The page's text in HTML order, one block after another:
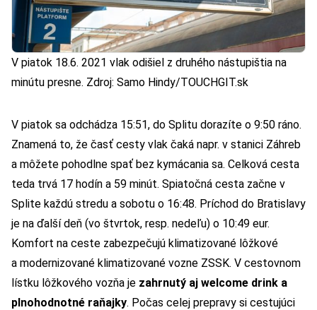
V piatok 18.6. 2021 vlak odišiel z druhého nástupištia na
minútu presne. Zdroj: Samo Hindy/TOUCHGIT.sk
V piatok sa odchádza 15:51, do Splitu dorazíte o 9:50 ráno.
Znamená to, že časť cesty vlak čaká napr. v stanici Záhreb
a môžete pohodlne spať bez kymácania sa. Celková cesta
teda trvá 17 hodín a 59 minút. Spiatočná cesta začne v
Splite každú stredu a sobotu o 16:48. Príchod do Bratislavy
je na ďalší deň (vo štvrtok, resp. nedeľu) o 10:49 eur.
Komfort na ceste zabezpečujú klimatizované lôžkové
a modernizované klimatizované vozne ZSSK. V cestovnom
lístku lôžkového vozňa je zahrnutý aj welcome drink a
plnohodnotné raňajky. Počas celej prepravy si cestujúci